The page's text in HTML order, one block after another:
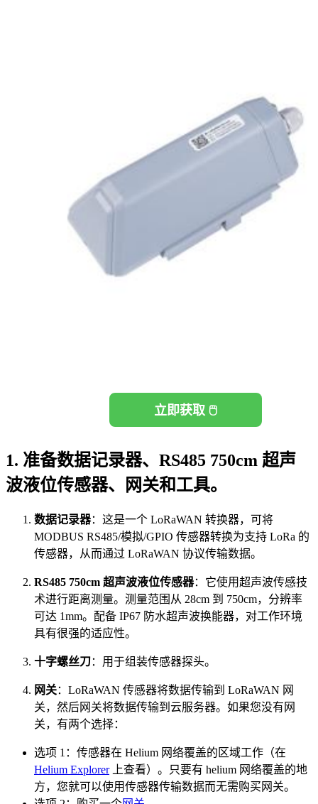
立即获取 🖱️
1. 准备数据记录器、RS485 750cm 超声
波液位传感器、网关和工具。
数据记录器：这是一个 LoRaWAN 转换器，可将
MODBUS RS485/模拟/GPIO 传感器转换为支持 LoRa 的
传感器，从而通过 LoRaWAN 协议传输数据。
RS485 750cm 超声波液位传感器：它使用超声波传感技
术进行距离测量。测量范围从 28cm 到 750cm，分辨率
可达 1mm。配备 IP67 防水超声波换能器，对工作环境
具有很强的适应性。
十字螺丝刀：用于组装传感器探头。
网关：LoRaWAN 传感器将数据传输到 LoRaWAN 网
关，然后网关将数据传输到云服务器。如果您没有网
关，有两个选择：
选项 1：传感器在 Helium 网络覆盖的区域工作（在
Helium Explorer上查看）。只要有 helium 网络覆盖的地
方，您就可以使用传感器传输数据而无需购买网关。